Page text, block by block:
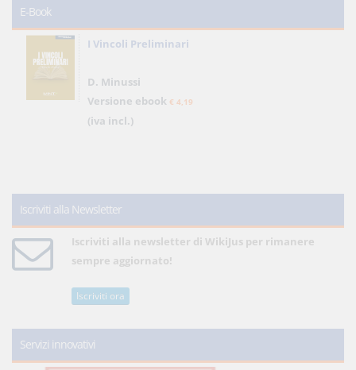
E-Book
I Vincoli Preliminari
D. Minussi
Versione ebook € 4,19
(iva incl.)
Iscriviti alla Newsletter
Iscriviti alla newsletter di WikiJus per rimanere
sempre aggiornato!
Iscriviti ora
Servizi innovativi